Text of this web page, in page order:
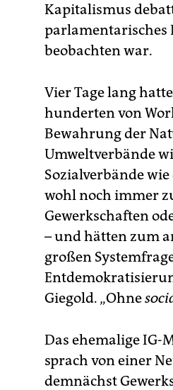
Kapitalismus
parlamentarisches
beobachten war.
Vier Tage lang
hunderten von
Bewahrung der
Umweltverbände
Sozialverbände
wohl noch immer
Gewerkschaften
– und hätten zum
großen
Giegold. „Ohne
Das ehemalige
sprach von einer
demnächst